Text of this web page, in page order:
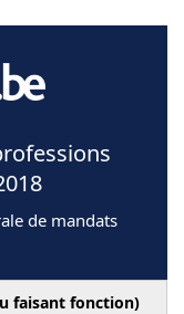
de mandats
faisant fonction)